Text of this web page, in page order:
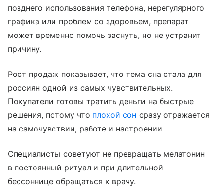
позднего использования телефона, нерегулярного
графика или проблем со здоровьем, препарат
может временно помочь заснуть, но не устранит
причину.
Рост продаж показывает, что тема сна стала для
россиян одной из самых чувствительных.
Покупатели готовы тратить деньги на быстрые
решения, потому что плохой сон сразу отражается
на самочувствии, работе и настроении.
Специалисты советуют не превращать мелатонин
в постоянный ритуал и при длительной
бессоннице обращаться к врачу.